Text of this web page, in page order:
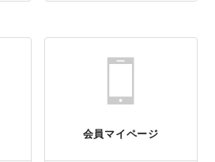
会員マイページ